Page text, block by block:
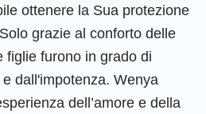
ottenere la Sua protezione
grazie al conforto delle
figlie furono in grado di
dall'impotenza. Wenya
dell’amore e della